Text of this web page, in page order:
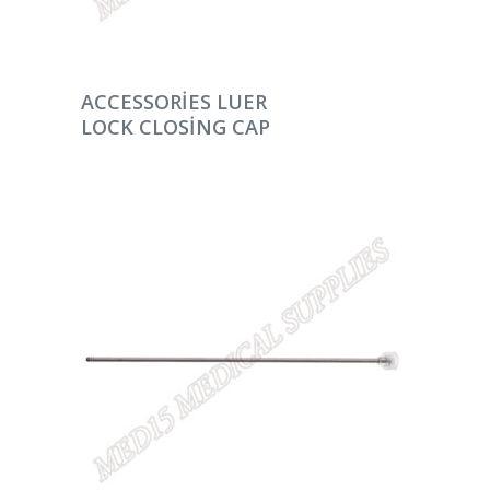
DEVAMINI OKU
ACCESSORIES LUER
LOCK CLOSING CAP